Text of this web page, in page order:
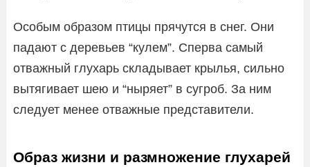
Особым образом птицы прячутся в снег. Они
падают с деревьев “кулем”. Сперва самый
отважный глухарь складывает крылья, сильно
вытягивает шею и “ныряет” в сугроб. За ним
следует менее отважные представители.
Образ жизни и размножение глухарей